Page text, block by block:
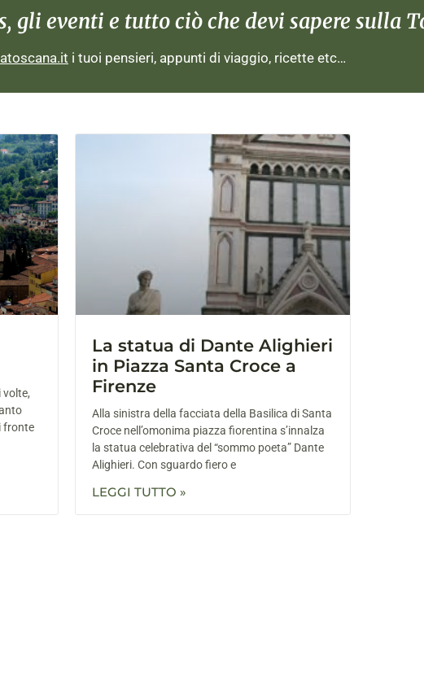
eventi e tutto ciò che devi sapere sulla
i tuoi pensieri, appunti di viaggio, ricette etc…
volte,
fronte
La statua di Dante Alighieri
in Piazza Santa Croce a
Firenze
Alla sinistra della facciata della Basilica di Santa
Croce nell’omonima piazza fiorentina s’innalza
la statua celebrativa del “sommo poeta” Dante
Alighieri. Con sguardo fiero e
LEGGI TUTTO »